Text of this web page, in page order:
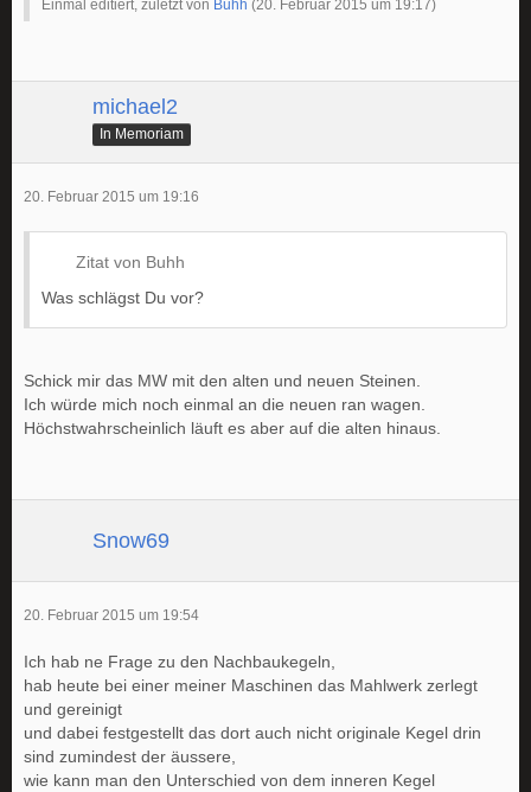
Einmal editiert, zuletzt von Buhh (20. Februar 2015 um 19:17)
michael2
In Memoriam
20. Februar 2015 um 19:16
Zitat von Buhh
Was schlägst Du vor?
Schick mir das MW mit den alten und neuen Steinen.
Ich würde mich noch einmal an die neuen ran wagen.
Höchstwahrscheinlich läuft es aber auf die alten hinaus.
Snow69
20. Februar 2015 um 19:54
Ich hab ne Frage zu den Nachbaukegeln,
hab heute bei einer meiner Maschinen das Mahlwerk zerlegt
und gereinigt
und dabei festgestellt das dort auch nicht originale Kegel drin
sind zumindest der äussere,
wie kann man den Unterschied von dem inneren Kegel